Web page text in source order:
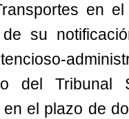
en
su
del
el plazo de